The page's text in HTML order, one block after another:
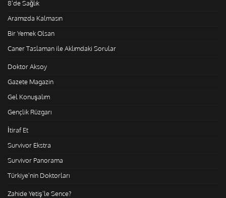
8'de Sağlık
Aramızda Kalmasın
Bir Yemek Olsan
Caner Taslaman ile Aklımdaki Sorular
Doktor Aksoy
Gazete Magazin
Gel Konuşalım
Gençlik Rüzgarı
İtiraf Et
Survivor Ekstra
Survivor Panorama
Türkiye'nin Doktorları
Zahide Yetiş'le Sence?